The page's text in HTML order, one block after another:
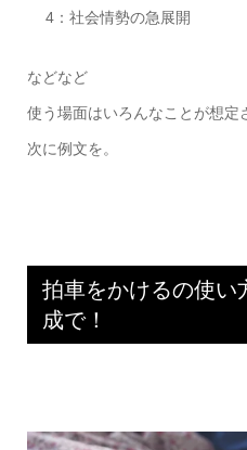
4：社会情勢の急展開
などなど
使う場面はいろんなことが想定
次に例文を。
拍車をかけるの使い
成で！